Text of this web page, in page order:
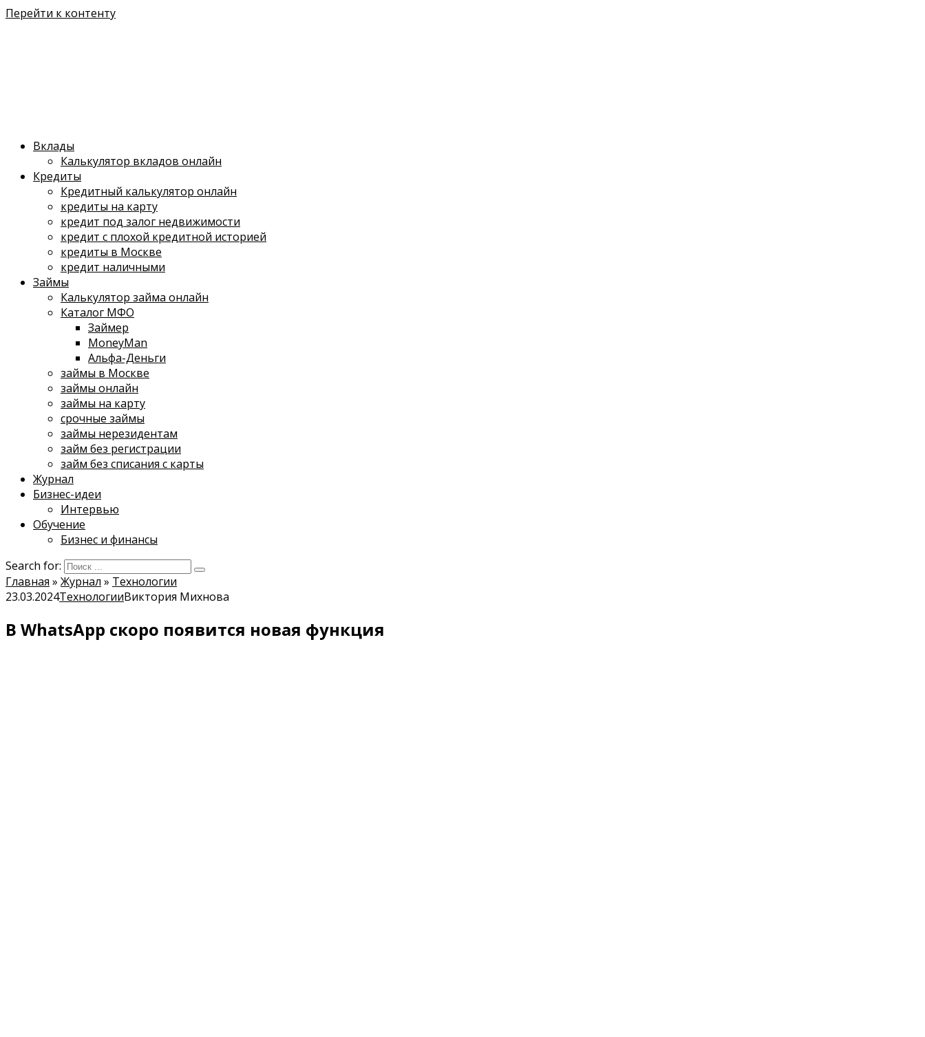
Перейти к контенту
Вклады
Калькулятор вкладов онлайн
Кредиты
Кредитный калькулятор онлайн
кредиты на карту
кредит под залог недвижимости
кредит с плохой кредитной историей
кредиты в Москве
кредит наличными
Займы
Калькулятор займа онлайн
Каталог МФО
Займер
MoneyMan
Альфа-Деньги
займы в Москве
займы онлайн
займы на карту
срочные займы
займы нерезидентам
займ без регистрации
займ без списания с карты
Журнал
Бизнес-идеи
Интервью
Обучение
Бизнес и финансы
Search for:
Главная » Журнал » Технологии
23.03.2024ТехнологииВиктория Михнова
В WhatsApp скоро появится новая функция